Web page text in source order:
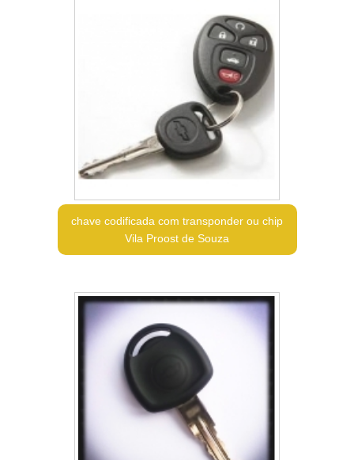
chave codificada com transponder ou chip
Vila Proost de Souza